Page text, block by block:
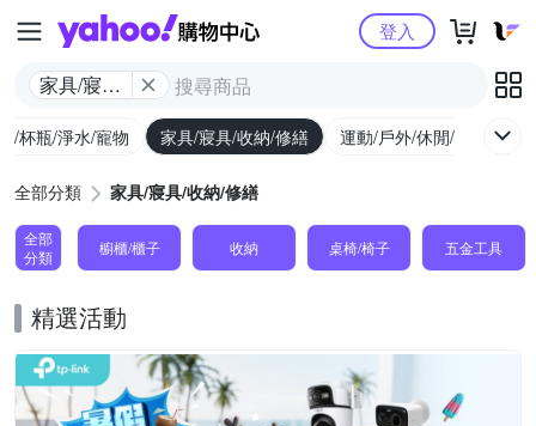
Yahoo購物中心
家具/寢具/
登入
/杯瓶/淨水/寵物 家具/寢具/收納/修繕 運動/戶外/休閒/健身
全部分類 家具/寢具/收納/修繕
全部
分類
櫥櫃/櫃子 收納 桌椅/椅子 五金工具
精選活動